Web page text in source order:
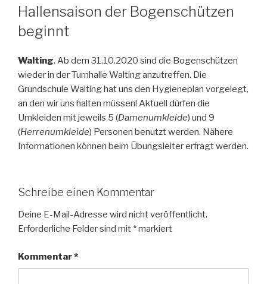
AM
Hallensaison der Bogenschützen
beginnt
Walting. Ab dem 31.10.2020 sind die Bogenschützen
wieder in der Turnhalle Walting anzutreffen. Die
Grundschule Walting hat uns den Hygieneplan vorgelegt,
an den wir uns halten müssen! Aktuell dürfen die
Umkleiden mit jeweils 5 (Damenumkleide) und 9
(Herrenumkleide) Personen benutzt werden. Nähere
Informationen können beim Übungsleiter erfragt werden.
Schreibe einen Kommentar
Deine E-Mail-Adresse wird nicht veröffentlicht.
Erforderliche Felder sind mit *markiert
Kommentar*